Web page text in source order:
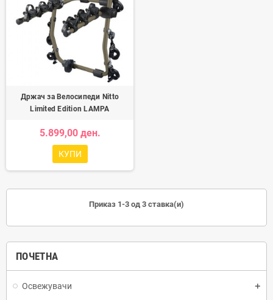
ПОЧЕТНА
Освежувачи
Држач за Велосипеди Nitto
Limited Edition LAMPA
5.899,00 ден.
КУПИ
Приказ 1-3 од 3 ставка(и)